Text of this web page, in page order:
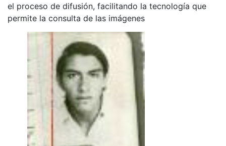
el proceso de difusión, facilitando la tecnología que
permite la consulta de las imágenes